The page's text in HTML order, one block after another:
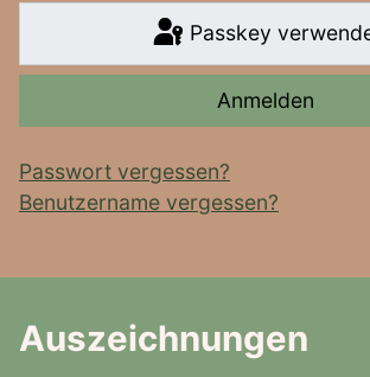
Passkey
Anmelden
Passwort vergessen?
Benutzername vergessen?
Auszeichnungen